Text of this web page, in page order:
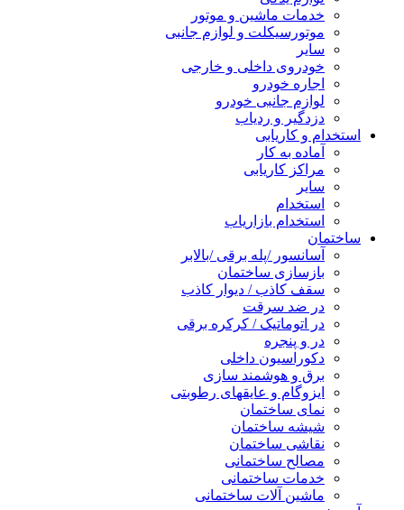
خدمات ماشین و موتور
موتورسیکلت و لوازم جانبی
سایر
خودروی داخلی و خارجی
اجاره خودرو
لوازم جانبی خودرو
دزدگیر و ردیاب
استخدام و کاریابی
آماده به کار
مراکز کاریابی
سایر
استخدام
استخدام بازاریاب
ساختمان
آسانسور /پله برقی /بالابر
بازسازی ساختمان
سقف کاذب / دیوار کاذب
در ضد سرقت
در اتوماتیک / کرکره برقی
در و پنجره
دکوراسیون داخلی
برق و هوشمند سازی
ایزوگام و عایقهای رطوبتی
نمای ساختمان
شیشه ساختمان
نقاشی ساختمان
مصالح ساختمانی
خدمات ساختمانی
ماشین آلات ساختمانی